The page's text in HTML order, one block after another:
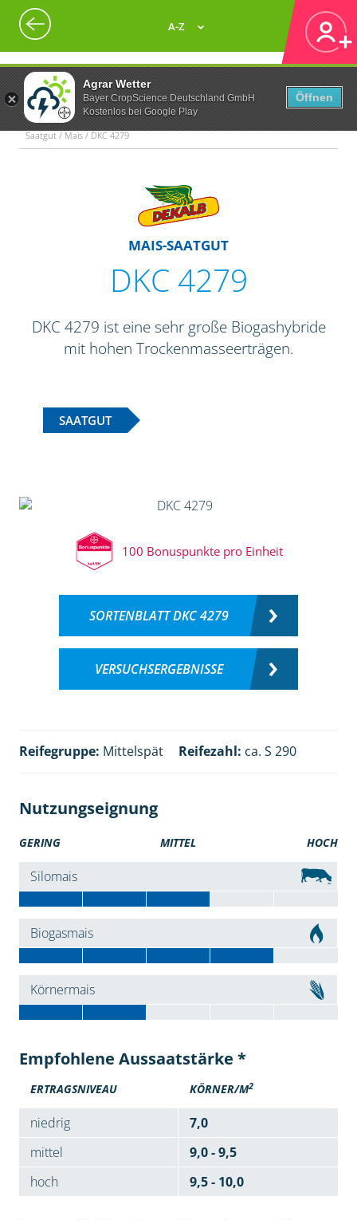
Agrar Wetter
Bayer CropScience Deutschland GmbH
Kostenlos bei Google Play
Öffnen
A-Z
Saatgut / Mais / DKC 4279
MAIS-SAATGUT
DKC 4279
DKC 4279 ist eine sehr große Biogashybride
mit hohen Trockenmasseerträgen.
SAATGUT
100 Bonuspunkte pro Einheit
SORTENBLATT DKC 4279
VERSUCHSERGEBNISSE
Reifegruppe: Mittelspät Reifezahl: ca. S 290
Nutzungseignung
GERING MITTEL HOCH
Silomais
Biogasmais
Körnermais
Empfohlene Aussaatstärke *
ERTRAGSNIVEAU KÖRNER/M2
niedrig
7,0
mittel
9,0 - 9,5
hoch
9,5 - 10,0